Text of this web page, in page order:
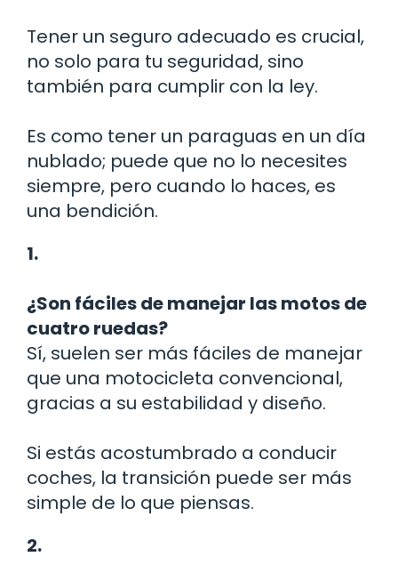
Tener un seguro adecuado es crucial,
no solo para tu seguridad, sino
también para cumplir con la ley.
Es como tener un paraguas en un día
nublado; puede que no lo necesites
siempre, pero cuando lo haces, es
una bendición.
1.
¿Son fáciles de manejar las motos de
cuatro ruedas?
Sí, suelen ser más fáciles de manejar
que una motocicleta convencional,
gracias a su estabilidad y diseño.
Si estás acostumbrado a conducir
coches, la transición puede ser más
simple de lo que piensas.
2.